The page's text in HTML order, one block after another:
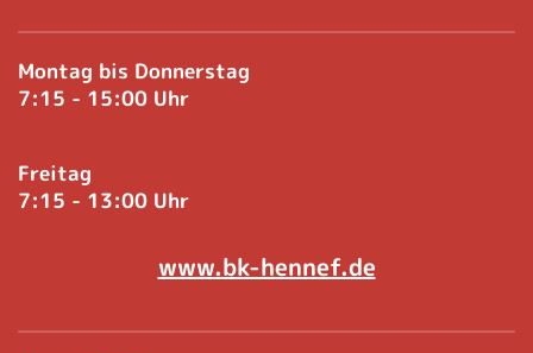
Montag bis Donnerstag
7:15 - 15:00 Uhr
Freitag
7:15 - 13:00 Uhr
www.bk-hennef.de